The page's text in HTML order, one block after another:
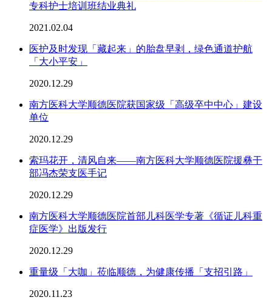
专科护士培训班结业典礼
2021.02.04
医护及时发现「藏起来」的胎盘早剥，绿色通道护航
「大小平安」
2020.12.29
南方医科大学顺德医院获国家级「高级卒中中心」建设
单位
2020.12.29
索玛花开，清风自来——南方医科大学顺德医院援彝干
部冯杰荣支医手记
2020.12.29
南方医科大学顺德医院首部儿科医学专著《循证儿科重
症医学》出版发行
2020.12.29
重量级「大咖」莅临顺德，为健康传播「支招引路」
2020.11.23